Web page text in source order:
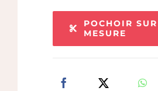
POCHOIR SUR
MESURE